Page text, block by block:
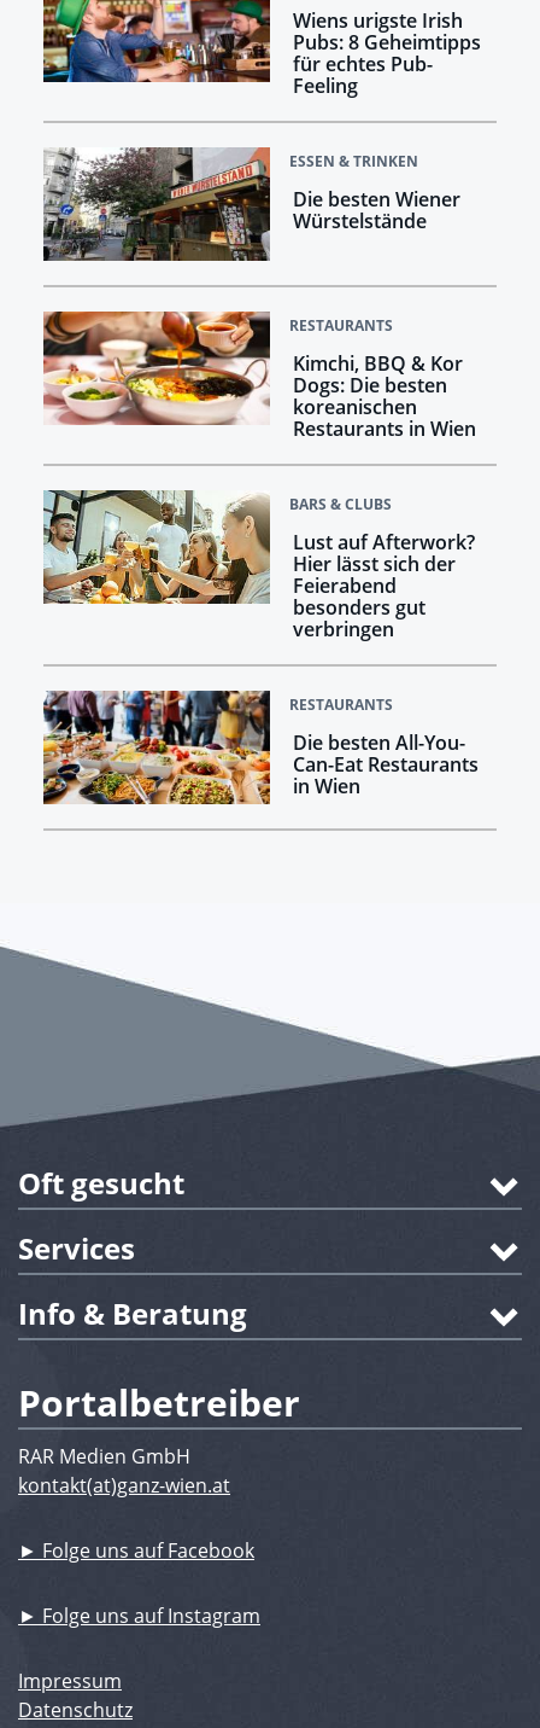
Wiens urigste Irish
Pubs: 8 Geheimtipps
für echtes Pub-
Feeling
ESSEN & TRINKEN
Die besten Wiener
Würstelstände
RESTAURANTS
Kimchi, BBQ & Kor
Dogs: Die besten
koreanischen
Restaurants in Wien
BARS & CLUBS
Lust auf Afterwork?
Hier lässt sich der
Feierabend
besonders gut
verbringen
RESTAURANTS
Die besten All-You-
Can-Eat Restaurants
in Wien
Oft gesucht
Services
Info & Beratung
Portalbetreiber
RAR Medien GmbH
kontakt(at)ganz-wien.at
► Folge uns auf Facebook
► Folge uns auf Instagram
Impressum
Datenschutz